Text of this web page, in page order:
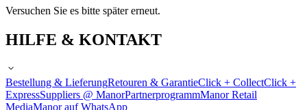
Versuchen Sie es bitte später erneut.
HILFE & KONTAKT
Bestellung & LieferungRetouren & GarantieClick + CollectClick +
ExpressSuppliers @ ManorPartnerprogrammManor Retail
MediaManor auf WhatsApp